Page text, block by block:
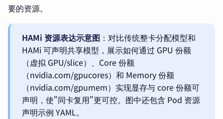
要的资源。
HAMi 资源表达示意图 ：对比传统整卡分配模型和
HAMi 可声明共享模型，展示如何通过 GPU 份额
（虚拟 GPU/slice）、Core 份额
（nvidia.com/gpucores）和 Memory 份额
（nvidia.com/gpumem）实现显存与 core 份额可
声明，使"同卡复用"更可控。图中还包含 Pod 资源
声明示例 YAML。